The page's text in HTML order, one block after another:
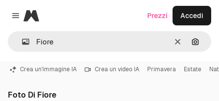
Close menu
Magnific
CancellaCerca
Prezzi Accedi
Crea un'immagine IA Crea un video IA Primavera Estate
Foto Di Fiore